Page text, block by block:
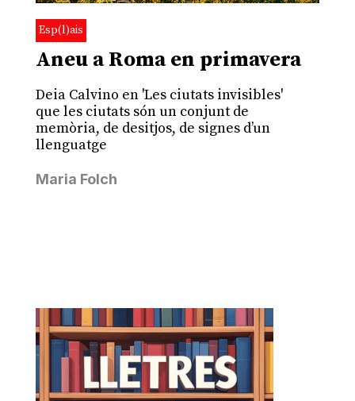
Esp(l)ais
Aneu a Roma en primavera
Deia Calvino en 'Les ciutats invisibles'
que les ciutats són un conjunt de
memòria, de desitjos, de signes d’un
llenguatge
Maria Folch